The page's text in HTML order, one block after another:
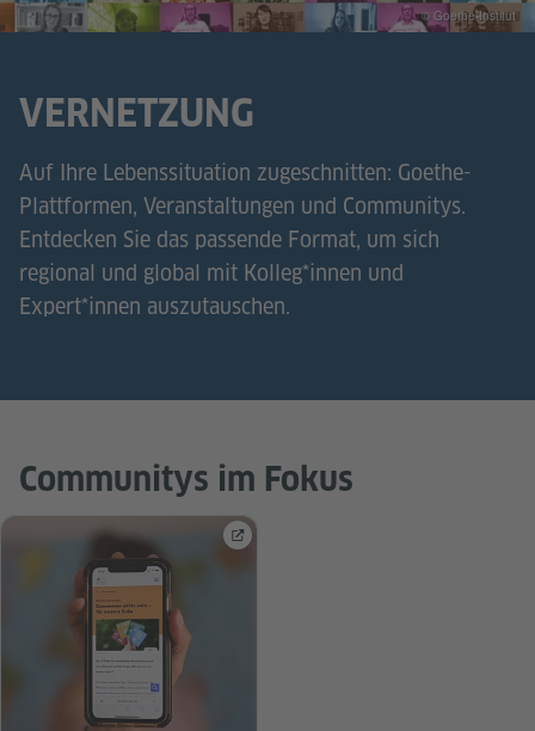
VERNETZUNG
Auf Ihre Lebenssituation zugeschnitten: Goethe-
Plattformen, Veranstaltungen und Communitys.
Entdecken Sie das passende Format, um sich
regional und global mit Kolleg*innen und
Expert*innen auszutauschen.
© Goethe-Institut
Communitys im Fokus